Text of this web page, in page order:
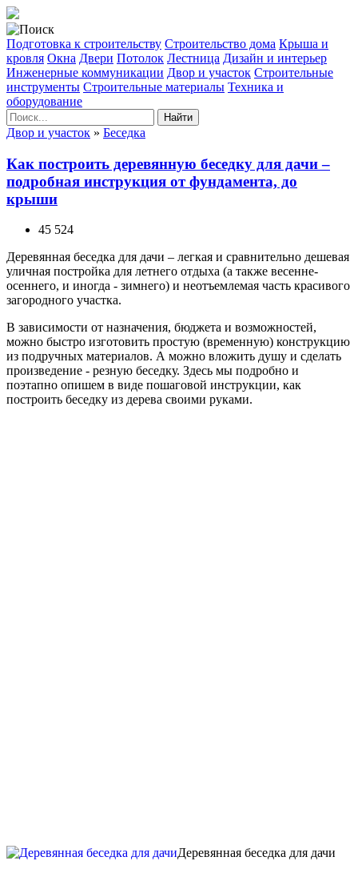
Подготовка к строительству Строительство дома Крыша и
кровля Окна Двери Потолок Лестница Дизайн и интерьер
Инженерные коммуникации Двор и участок Строительные
инструменты Строительные материалы Техника и
оборудование
Найти
Двор и участок » Беседка
Как построить деревянную беседку для дачи –
подробная инструкция от фундамента, до
крыши
45 524
Деревянная беседка для дачи – легкая и сравнительно дешевая
уличная постройка для летнего отдыха (а также весенне-
осеннего, и иногда - зимнего) и неотъемлемая часть красивого
загородного участка.
В зависимости от назначения, бюджета и возможностей,
можно быстро изготовить простую (временную) конструкцию
из подручных материалов. А можно вложить душу и сделать
произведение - резную беседку. Здесь мы подробно и
поэтапно опишем в виде пошаговой инструкции, как
построить беседку из дерева своими руками.
Деревянная беседка для дачи